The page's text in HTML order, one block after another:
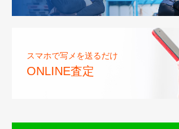
スマホで写メを送るだけ
ONLINE査定